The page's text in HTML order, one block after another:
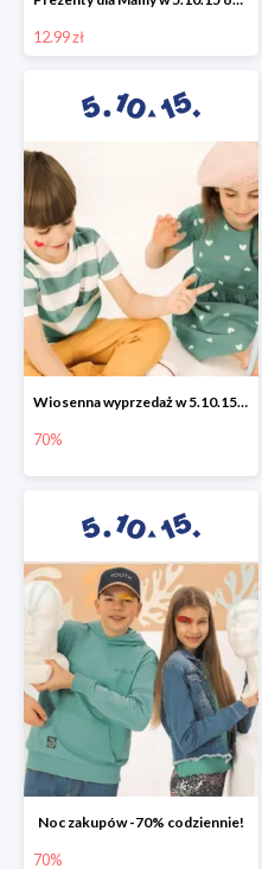
12.99 zł
Wiosenna wyprzedaż w 5.10.15 -70%
70%
Noc zakupów -70% codziennie!
70%